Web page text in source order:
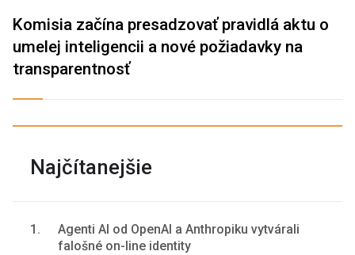
Komisia začína presadzovať pravidlá aktu o
umelej inteligencii a nové požiadavky na
transparentnosť
Najčítanejšie
1.
Agenti AI od OpenAI a Anthropiku vytvárali
falošné on-line identity